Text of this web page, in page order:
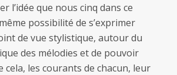
l’idée que nous cinq dans ce
possibilité de s’exprimer
de vue stylistique, autour du
des mélodies et de pouvoir
cela, les courants de chacun, leur